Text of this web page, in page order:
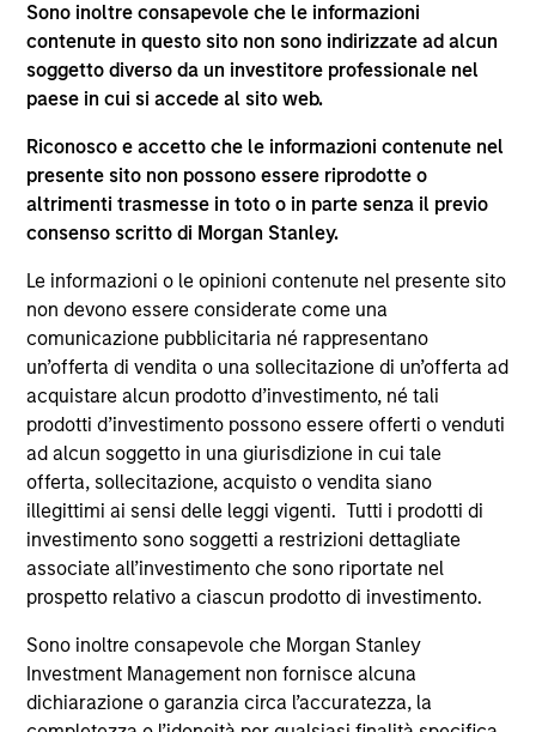
Sono inoltre consapevole che le informazioni
contenute in questo sito non sono indirizzate ad alcun
soggetto diverso da un investitore professionale nel
paese in cui si accede al sito web.
Riconosco e accetto che le informazioni contenute nel
presente sito non possono essere riprodotte o
altrimenti trasmesse in toto o in parte senza il previo
consenso scritto di Morgan Stanley.
Le informazioni o le opinioni contenute nel presente sito
non devono essere considerate come una
comunicazione pubblicitaria né rappresentano
un’offerta di vendita o una sollecitazione di un’offerta ad
acquistare alcun prodotto d’investimento, né tali
prodotti d’investimento possono essere offerti o venduti
ad alcun soggetto in una giurisdizione in cui tale
offerta, sollecitazione, acquisto o vendita siano
illegittimi ai sensi delle leggi vigenti. Tutti i prodotti di
investimento sono soggetti a restrizioni dettagliate
associate all’investimento che sono riportate nel
prospetto relativo a ciascun prodotto di investimento.
Sono inoltre consapevole che Morgan Stanley
Investment Management non fornisce alcuna
dichiarazione o garanzia circa l’accuratezza, la
L-2633 Senningerberg, R.C.S. Lussemburgo B 29 192.
Le informazioni relative agli aspetti di sostenibilità del
Comparto e una sintesi dei diritti degli investitori sono
disponibili sul sito web sopra indicato.
Inoltre, gli investitori italiani sono invitati a prendere
visione del “Modulo completo di sottoscrizione” (Extended
Application Form), mentre la sezione “Informazioni
supplementari per Hong Kong” (“Additional Information for
Hong Kong Investors”) all’interno del Prospetto riguarda
in lingua tedesca del Prospetto Informativo, del
documento contenente informazioni chiave per gli
investitori (KID o KIID), dello statuto e delle relazioni
annuali e semestrali e ulteriori informazioni possono
essere ottenute dal rappresentante in Svizzera. Il
rappresentante in Svizzera è Carnegie Fund Services S.A.,
11, rue du Général-Dufour, 1204 Ginevra. L’agente pagatore
in Svizzera è Banque Cantonale de Genève, 17, quai de l’Ile,
1204 Ginevra.
Se la società di gestione del Comparto in questione decide
di cessare l’accordo di commercializzazione del Comparto
in un Paese del SEE in cui esso è registrato per la vendita,
lo farà nel rispetto delle norme OICVM.
rinvia alla pagina delGlossario.
Tutti i dati di performance sono calcolati in base al valore
del patrimonio netto (NAV), al netto delle spese, e non